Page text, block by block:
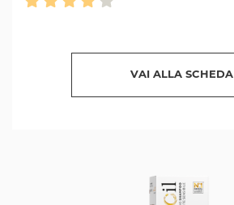
VAI ALLA SCHEDA